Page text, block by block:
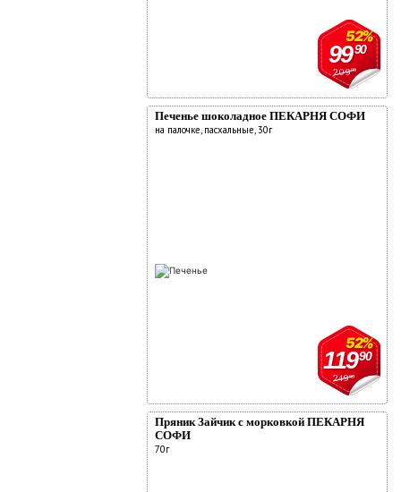
20990
52%
9990
Печенье шоколадное ПЕКАРНЯ СОФИ
на палочке, пасхальные, 30г
24990
52%
11990
Пряник Зайчик с морковкой ПЕКАРНЯ
СОФИ
70г